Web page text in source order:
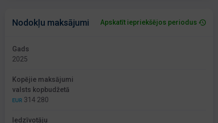
Nodokļu maksājumi Apskatīt iepriekšējos periodus
Gads
2025
Kopējie maksājumi
valsts kopbudžetā
EUR 314 280
Iedzīvotāju